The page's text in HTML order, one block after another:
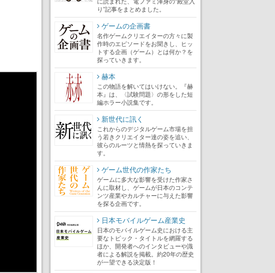
り”記事をまとめました。
ゲームの企画書
名作ゲームクリエイターの方々に製
作時のエピソードをお聞きし、ヒッ
トする企画（ゲーム）とは何か？を
探っていきます。
赫本
この物語を解いてはいけない。『赫
本』は、〈試験問題〉の形をした短
編ホラー小説集です。
新世代に訊く
これからのデジタルゲーム市場を担
う若きクリエイター達の姿を追い、
彼らのルーツと情熱を探っていきま
す。
ゲーム世代の作家たち
ゲームに多大な影響を受けた作家さ
んに取材し、ゲームが日本のコンテ
ンツ産業やカルチャーに与えた影響
を探る企画です。
日本モバイルゲーム産業史
日本のモバイルゲーム史における主
要なトピック・タイトルを網羅する
ほか、開発者へのインタビューや識
者による解説を掲載。約20年の歴史
が一望できる決定版！